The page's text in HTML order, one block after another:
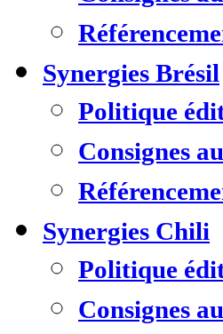
Synergies Brésil
Politique
Consignes
Synergies Chili
Politique
Consignes